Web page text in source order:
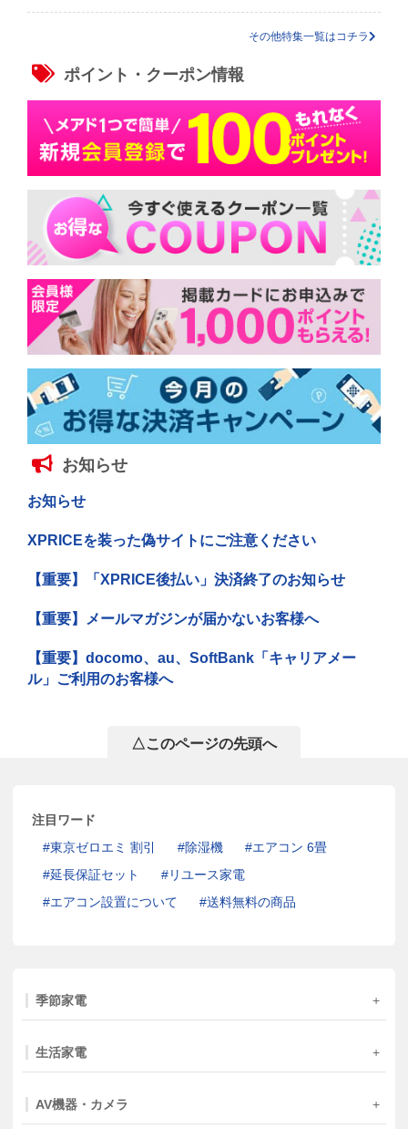
その他特集一覧はコチラ
ポイント・クーポン情報
お知らせ
お知らせ
XPRICEを装った偽サイトにご注意ください
【重要】「XPRICE後払い」決済終了のお知らせ
【重要】メールマガジンが届かないお客様へ
【重要】docomo、au、SoftBank「キャリアメー
ル」ご利用のお客様へ
△このページの先頭へ
注目ワード
東京ゼロエミ 割引
除湿機
エアコン 6畳
延長保証セット
リユース家電
エアコン設置について
送料無料の商品
季節家電
生活家電
AV機器・カメラ